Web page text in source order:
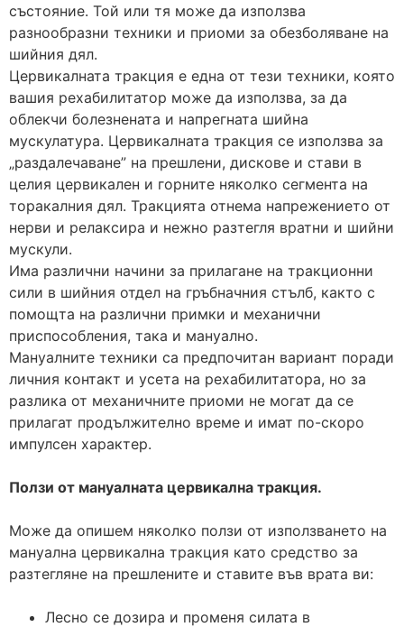
състояние. Той или тя може да използва
разнообразни техники и приоми за обезболяване на
шийния дял.
Цервикалната тракция е една от тези техники, която
вашия рехабилитатор може да използва, за да
облекчи болезнената и напрегната шийна
мускулатура. Цервикалната тракция се използва за
„раздалечаване” на прешлени, дискове и стави в
целия цервикален и горните няколко сегмента на
торакалния дял. Тракцията отнема напрежението от
нерви и релаксира и нежно разтегля вратни и шийни
мускули.
Има различни начини за прилагане на тракционни
сили в шийния отдел на гръбначния стълб, както с
помощта на различни примки и механични
приспособления, така и мануално.
Мануалните техники са предпочитан вариант поради
личния контакт и усета на рехабилитатора, но за
разлика от механичните приоми не могат да се
прилагат продължително време и имат по-скоро
импулсен характер.
Ползи от мануалната цервикална тракция.
Може да опишем няколко ползи от използването на
мануална цервикална тракция като средство за
разтегляне на прешлените и ставите във врата ви:
Лесно се дозира и променя силата в